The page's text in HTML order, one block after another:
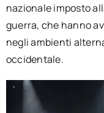
nazionale imposto
guerra, che hanno
negli ambienti
occidentale.